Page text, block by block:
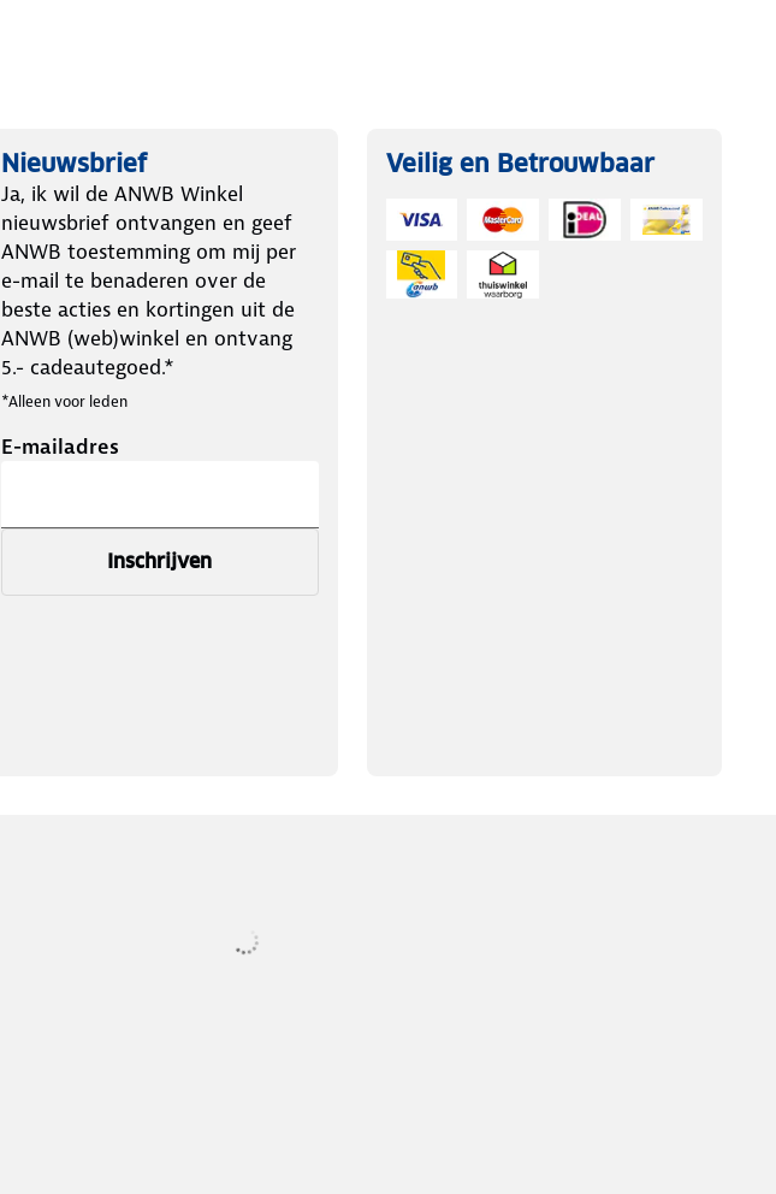
Nieuwsbrief
Ja, ik wil de ANWB Winkel
nieuwsbrief ontvangen en geef
ANWB toestemming om mij per
e-mail te benaderen over de
beste acties en kortingen uit de
ANWB (web)winkel en ontvang
5.- cadeautegoed.*
*Alleen voor leden
E-mailadres
Inschrijven
Veilig en Betrouwbaar